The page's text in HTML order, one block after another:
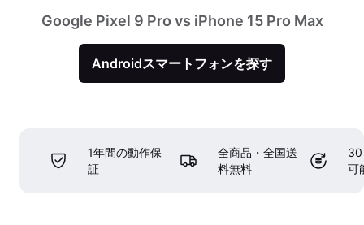
Google Pixel 9 Pro vs iPhone 15 Pro Max
Androidスマートフォンを探す
1年間の動作保
証
全商品・全国送
料無料
30
可